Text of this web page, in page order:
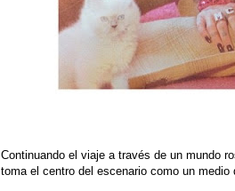
Continuando el viaje a través de un mundo
toma el centro del escenario como un